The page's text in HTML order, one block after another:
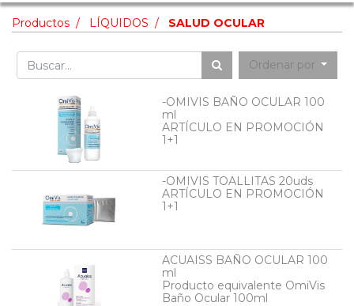
Productos LÍQUIDOS SALUD OCULAR
Ordenar por
-OMIVIS BAÑO OCULAR 100
ml
ARTÍCULO EN PROMOCIÓN
1+1
-OMIVIS TOALLITAS 20uds
ARTÍCULO EN PROMOCIÓN
1+1
ACUAISS BAÑO OCULAR 100
ml
Producto equivalente OmiVis
Baño Ocular 100ml